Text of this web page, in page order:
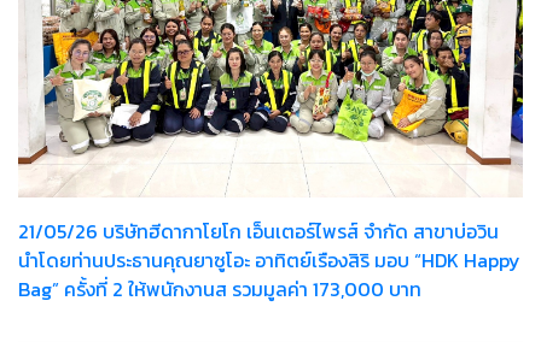
21/05/26 บริษัทฮีดากาโยโก เอ็นเตอร์ไพรส์ จำกัด สาขาบ่อวิน
นำโดยท่านประธานคุณยาซูโอะ อาทิตย์เรืองสิริ มอบ “HDK Happy
Bag” ครั้งที่ 2 ให้พนักงานส รวมมูลค่า 173,000 บาท